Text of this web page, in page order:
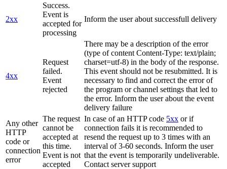
2xx
Success.
Event is
accepted for
processing
Inform the user about successfull delivery
4xx
Request
failed.
Event
rejected
There may be a description of the error
(type of content Content-Type: text/plain;
charset=utf-8) in the body of the response.
This event should not be resubmitted. It is
necessary to find and correct the error of
the program or channel settings that led to
the error. Inform the user about the event
delivery failure
Any other
HTTP
code or
connection
error
The request
cannot be
accepted at
this time.
Event is not
accepted
In case of an HTTP code 5xx or if
connection fails it is recommended to
resend the request up to 3 times with an
interval of 3-60 seconds. Inform the user
that the event is temporarily undeliverable.
Contact server support